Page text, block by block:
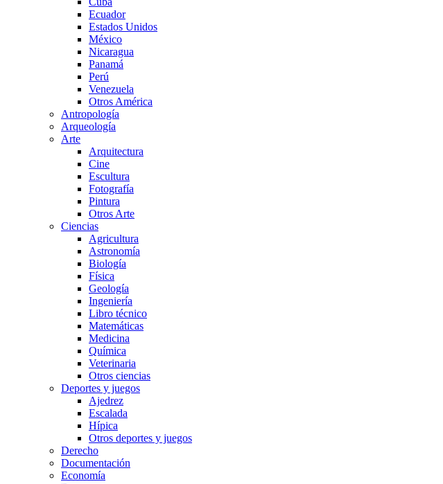
Ecuador
Estados Unidos
México
Nicaragua
Panamá
Perú
Venezuela
Otros América
Antropología
Arqueología
Arte
Arquitectura
Cine
Escultura
Fotografía
Pintura
Otros Arte
Ciencias
Agricultura
Astronomía
Biología
Física
Geología
Ingeniería
Libro técnico
Matemáticas
Medicina
Química
Veterinaria
Otros ciencias
Deportes y juegos
Ajedrez
Escalada
Hípica
Otros deportes y juegos
Derecho
Documentación
Economía